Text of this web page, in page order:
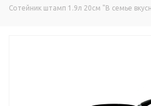
Сотейник штамп 1.9л 20см "В семье